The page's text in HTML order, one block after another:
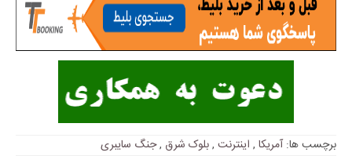
برچسب ها:آمریکا , اینترنت ,بلوک شرق ,جنگ سایبری